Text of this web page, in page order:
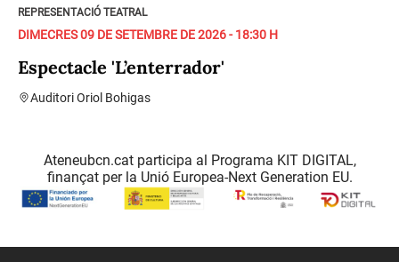
REPRESENTACIÓ TEATRAL
DIMECRES 09 DE SETEMBRE DE 2026 - 18:30 H
Espectacle 'L’enterrador'
Auditori Oriol Bohigas
Ateneubcn.cat participa al Programa KIT DIGITAL,
finançat per la Unió Europea-Next Generation EU.